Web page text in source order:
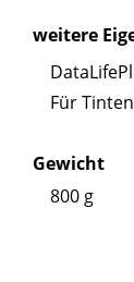
weitere
Für
Gewicht
800 g